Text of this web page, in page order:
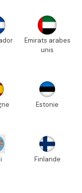
Emirats arabes
unis
Estonie
Finlande